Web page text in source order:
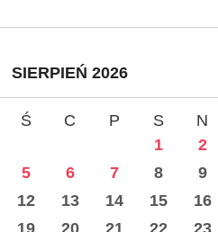
SIERPIEŃ 2026
Ś C P S
N
1
2
5 6 7 8
9
12 13 14 15
16